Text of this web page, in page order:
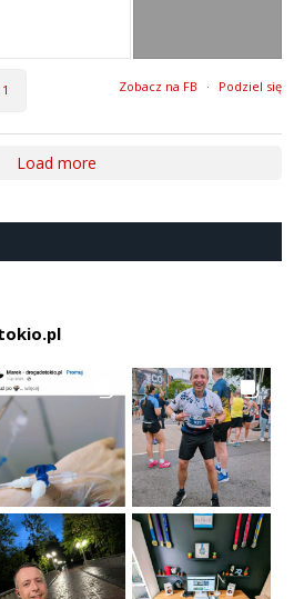
Zobacz na FB · Podziel się
1
Load more